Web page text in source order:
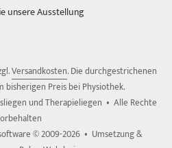
unsere Ausstellung
Versandkosten. Die durchgestrichenen
bisherigen Preis bei Physiothek.
und Therapieliegen • Alle Rechte
© 2009-2026 • Umsetzung &